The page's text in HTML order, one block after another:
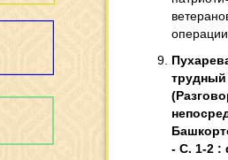
- С. 1-2 :